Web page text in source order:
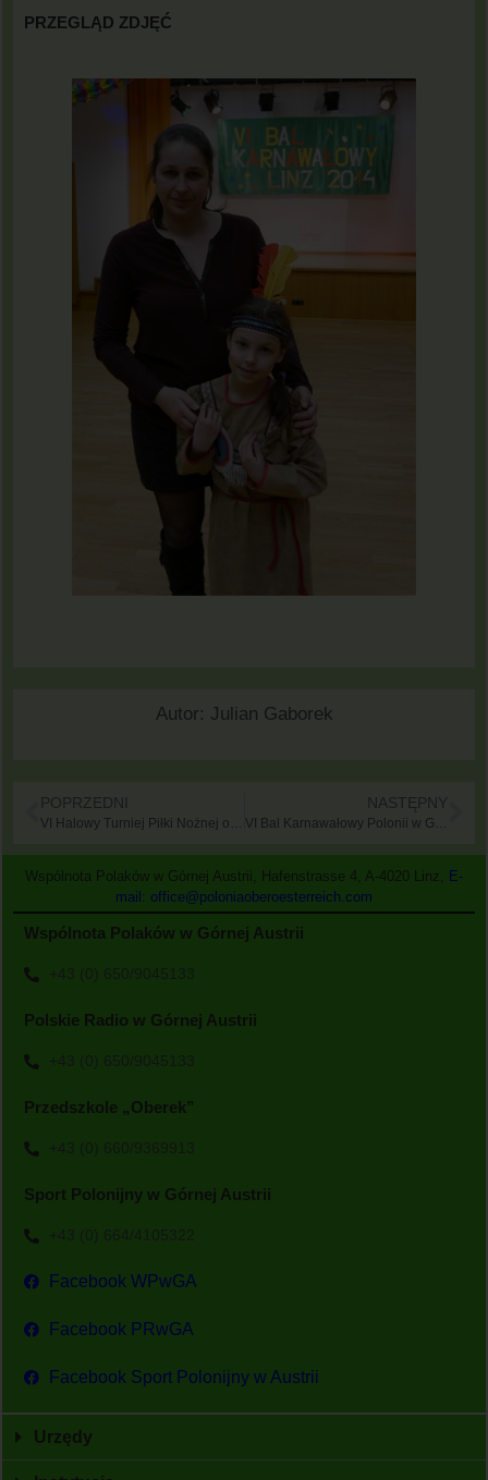
PRZEGLĄD ZDJĘĆ
Autor: Julian Gaborek
POPRZEDNI
VI Halowy Turniej Piłki Nożnej o Puchar Górnej Austrii
NASTĘPNY
VI Bal Karnawałowy Polonii w Górnej Austrii
Wspólnota Polaków w Górnej Austrii, Hafenstrasse 4, A-4020 Linz, E-
mail: office@poloniaoberoesterreich.com
Wspólnota Polaków w Górnej Austrii
+43 (0) 650/9045133
Polskie Radio w Górnej Austrii
+43 (0) 650/9045133
Przedszkole „Oberek”
+43 (0) 660/9369913
Sport Polonijny w Górnej Austrii
+43 (0) 664/4105322
Facebook WPwGA
Facebook PRwGA
Facebook Sport Polonijny w Austrii
Urzędy